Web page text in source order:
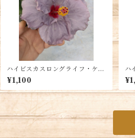
ハイビスカスロングライフ・ケイ
ト ５号鉢 送料別
¥1,100
ハ
ロ